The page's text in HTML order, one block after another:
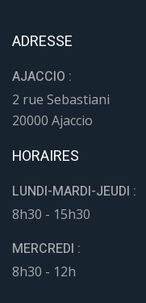
ADRESSE
AJACCIO :
2 rue Sebastiani
20000 Ajaccio
HORAIRES
LUNDI-MARDI-JEUDI :
8h30 - 15h30
MERCREDI :
8h30 - 12h